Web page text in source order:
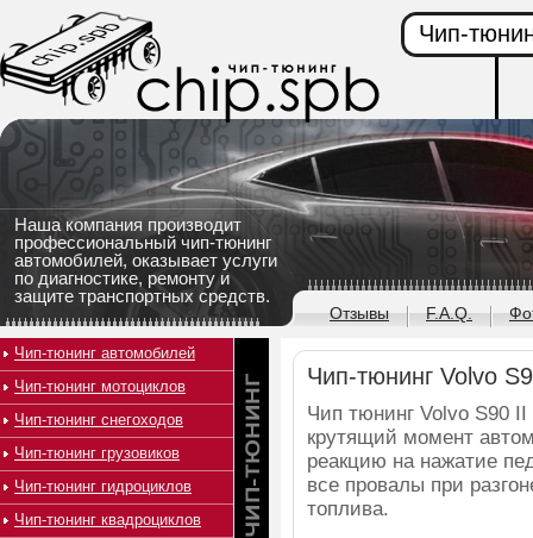
Наша компания производит
профессиональный чип-тюнинг
автомобилей, оказывает услуги
по диагностике, ремонту и
защите транспортных средств.
Чип-
Отзывы F.A.Q.
Чип-тюнинг Volvo
Чип тюнинг Volvo S90
крутящий момент
реакцию на нажатие
все провалы при
топлива.
Чип-тюнинг автомобилей
Чип-тюнинг мотоциклов
Чип-тюнинг снегоходов
Чип-тюнинг грузовиков
Чип-тюнинг гидроциклов
Чип-тюнинг квадроциклов